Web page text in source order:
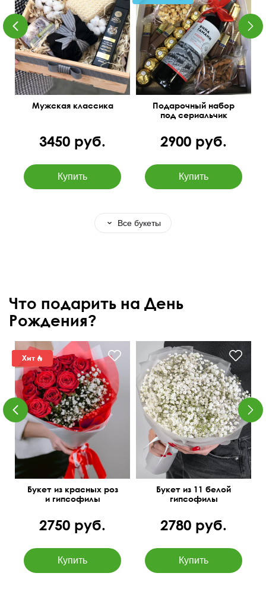
Гель для душа, мыло
глицериновое, мочалка, 2
пары носков в
деревянном ящике.
Мужская классика
3450 руб.
Набор с душевным
напитком орехами,
конфетами и шоколадом.
Подарочный набор
под сериальчик
2900 руб.
Все букеты
Что подарить на День
Рождения?
Букет из красных роз
и гипсофилы
2750 руб.
Упаковка: матовая пленка
60 см
45-50 см
Букет из 11 белой
гипсофилы
2780 руб.